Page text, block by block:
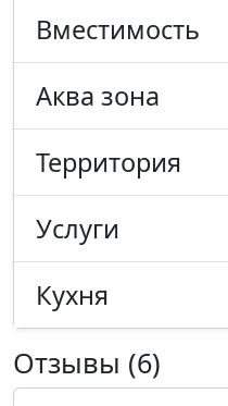
Вместимость
Аква зона
Территория
Услуги
Кухня
Отзывы (6)